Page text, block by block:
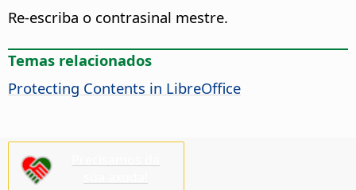
Re-escriba o contrasinal mestre.
Temas relacionados
Protecting Contents in LibreOffice